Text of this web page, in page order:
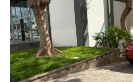
CANARIAS
5ª COLUMNA
CARTAS DEL DIRECTOR